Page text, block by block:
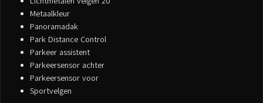
Metaalkleur
Panoramadak
Park Distance Control
Parkeer assistent
Parkeersensor achter
Parkeersensor voor
Sportvelgen